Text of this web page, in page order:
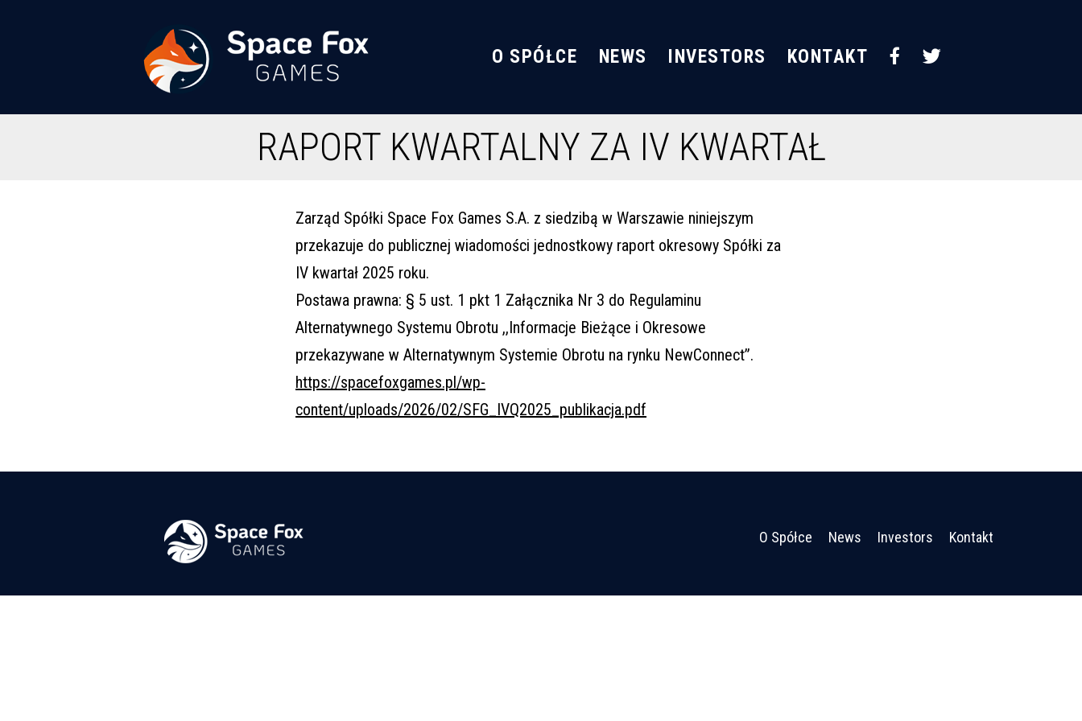
O SPÓŁCE NEWS INVESTORS KONTAKT
RAPORT KWARTALNY ZA IV KWARTAŁ
Zarząd Spółki Space Fox Games S.A. z siedzibą w Warszawie niniejszym
przekazuje do publicznej wiadomości jednostkowy raport okresowy Spółki za
IV kwartał 2025 roku.
Postawa prawna: § 5 ust. 1 pkt 1 Załącznika Nr 3 do Regulaminu
Alternatywnego Systemu Obrotu ,,Informacje Bieżące i Okresowe
przekazywane w Alternatywnym Systemie Obrotu na rynku NewConnect”.
https://spacefoxgames.pl/wp-
content/uploads/2026/02/SFG_IVQ2025_publikacja.pdf
O Spółce News Investors Kontakt